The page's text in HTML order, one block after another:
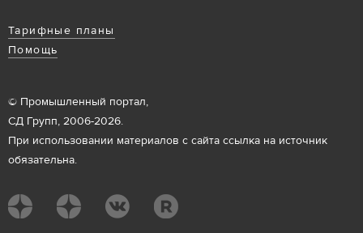
Тарифные планы
Помощь
© Промышленный портал,
СД Групп, 2006-2026.
При использовании материалов с сайта ссылка на источник
обязательна.